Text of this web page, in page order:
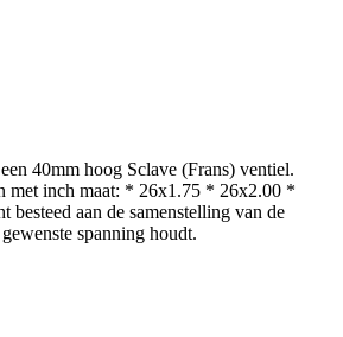
40mm hoog Sclave (Frans) ventiel.
met inch maat: * 26x1.75 * 26x2.00 *
aan de samenstelling van de
spanning houdt.